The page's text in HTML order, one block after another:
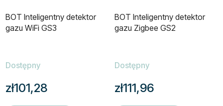
BOT Inteligentny detektor
gazu WiFi GS3
Dostępny
zł101,28
BOT Inteligentny detektor
gazu Zigbee GS2
Dostępny
zł111,96